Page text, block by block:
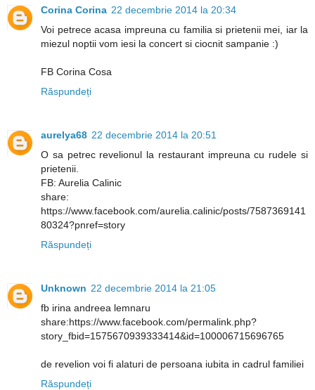
Corina Corina 22 decembrie 2014 la 20:34
Voi petrece acasa impreuna cu familia si prietenii mei, iar la
miezul noptii vom iesi la concert si ciocnit sampanie :)
FB Corina Cosa
Răspundeți
aurelya68 22 decembrie 2014 la 20:51
O sa petrec revelionul la restaurant impreuna cu rudele si
prietenii.
FB: Aurelia Calinic
share:
https://www.facebook.com/aurelia.calinic/posts/7587369141
80324?pnref=story
Răspundeți
Unknown 22 decembrie 2014 la 21:05
fb irina andreea lemnaru
share:https://www.facebook.com/permalink.php?
story_fbid=1575670939333414&id=100006715696765
de revelion voi fi alaturi de persoana iubita in cadrul familiei
Răspundeți